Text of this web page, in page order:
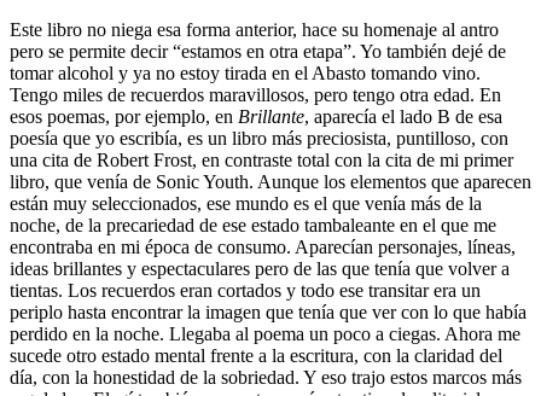
Este libro no niega esa forma anterior, hace su homenaje al antro
pero se permite decir “estamos en otra etapa”. Yo también dejé de
tomar alcohol y ya no estoy tirada en el Abasto tomando vino.
Tengo miles de recuerdos maravillosos, pero tengo otra edad. En
esos poemas, por ejemplo, en Brillante, aparecía el lado B de esa
poesía que yo escribía, es un libro más preciosista, puntilloso, con
una cita de Robert Frost, en contraste total con la cita de mi primer
libro, que venía de Sonic Youth. Aunque los elementos que aparecen
están muy seleccionados, ese mundo es el que venía más de la
noche, de la precariedad de ese estado tambaleante en el que me
encontraba en mi época de consumo. Aparecían personajes, líneas,
ideas brillantes y espectaculares pero de las que tenía que volver a
tientas. Los recuerdos eran cortados y todo ese transitar era un
periplo hasta encontrar la imagen que tenía que ver con lo que había
perdido en la noche. Llegaba al poema un poco a ciegas. Ahora me
sucede otro estado mental frente a la escritura, con la claridad del
día, con la honestidad de la sobriedad. Y eso trajo estos marcos más